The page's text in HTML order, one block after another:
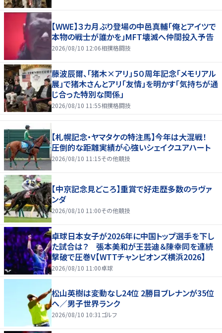
【WWE】３カ月ぶり登場の中邑真輔「俺とアイツで
本物の戦士が誰かを」MFT壊滅へ仲間投入予告
2026/08/10 12:06相撲格闘技
藤波辰爾、「猪木×アリ」５０周年記念「メモリアル
展」で猪木さんとアリ「友情」を明かす「気持ちが通
じ合った特別な関係」
2026/08/10 11:55相撲格闘技
【札幌記念・ヤマタケの特注馬】今年は大混戦！
圧倒的な距離実績が心強いシェイクユアハート
2026/08/10 11:15その他競技
【中京記念見どころ】重賞で好走歴多数のラヴァ
ンダ
2026/08/10 11:00その他競技
卓球日本女子が2026年に中国トップ選手を下し
た試合は？ 張本美和が王芸迪＆陳幸同を連続
撃破で圧巻V【WTTチャンピオンズ横浜2026】
2026/08/10 11:00卓球
松山英樹は変動なし24位 2勝目ブレナンが35位
へ／男子世界ランク
2026/08/10 10:31 ゴルフ